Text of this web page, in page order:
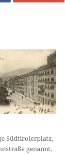
Südtirolerplatz,
genannt,